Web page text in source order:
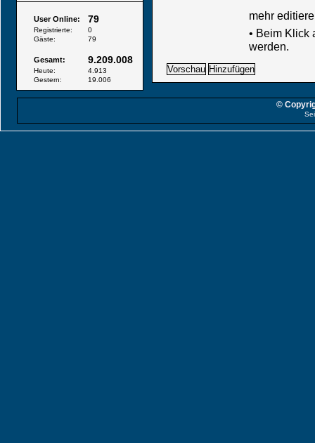
User Online: 79
Registrierte:
0
Gäste:
79
Gesamt: 9.209.008
Heute:
4.913
Gestern:
19.006
mehr
• Beim Klick
werden.
©